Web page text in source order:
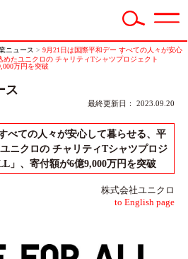
ニュース > 9月21日は国際平和デー すべての人々が安心
たユニクロの チャリティTシャツプロジェクト
万円を突破
ス
最終更新日： 2023.09.20
べての人々が安心して暮らせる、平
ニクロの チャリティTシャツプロジ
」、寄付額が6億9,000万円を突破
株式会社ユニクロ
to English page